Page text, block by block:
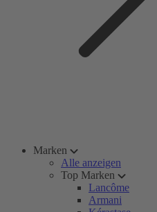
Marken
Alle anzeigen
Top Marken
Lancôme
Armani